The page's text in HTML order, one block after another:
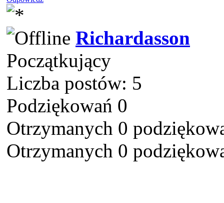
Richardasson
Początkujący
Liczba postów: 5
Podziękowań 0
Otrzymanych 0
Otrzymanych 0